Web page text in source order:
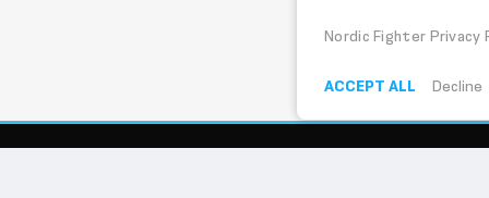
Nordic Fighter Privacy
ACCEPT ALL Decline